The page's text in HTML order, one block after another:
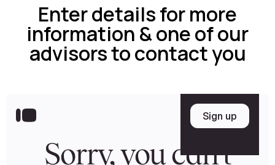
Enter details for more
information & one of our
advisors to contact you